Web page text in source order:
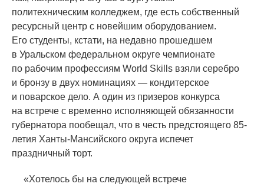
политехническим колледжем, где есть собственный
ресурсный центр с новейшим оборудованием.
Его студенты, кстати, на недавно прошедшем
в Уральском федеральном округе чемпионате
по рабочим профессиям World Skills взяли серебро
и бронзу в двух номинациях — кондитерское
и поварское дело. А один из призеров конкурса
на встрече с временно исполняющей обязанности
губернатора пообещал, что в честь предстоящего 85-
летия Ханты-Мансийского округа испечет
праздничный торт.
«Хотелось бы на следующей встрече